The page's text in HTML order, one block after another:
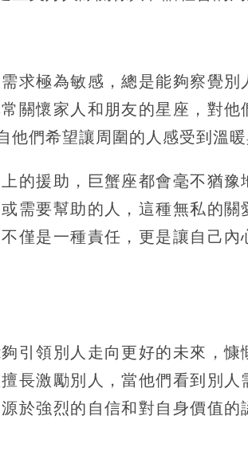
求極為敏感，總是能夠察覺別
關懷家人和朋友的星座，對他
們希望讓周圍的人感受到溫暖
的援助，巨蟹座都會毫不猶豫
需要幫助的人，這種無私的關
僅是一種責任，更是讓自己內
引領別人走向更好的未來，慷
長激勵別人，當他們看到別人
於強烈的自信和對自身價值的